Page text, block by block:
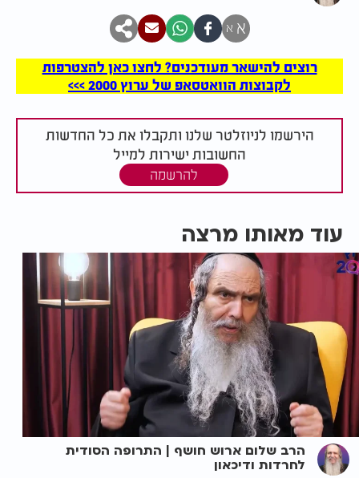
א א
רוצים להישאר מעודכנים? לחצו כאן להצטרפות
לקבוצות הוואטסאפ של ערוץ 2000 >>>
הירשמו לניוזלטר שלנו ותקבלו את כל החדשות
החשובות ישירות למייל
להרשמה
עוד מאותו מרצה
הרב שלום ארוש חושף | התרופה הסודית
לחרדות ודיכאון